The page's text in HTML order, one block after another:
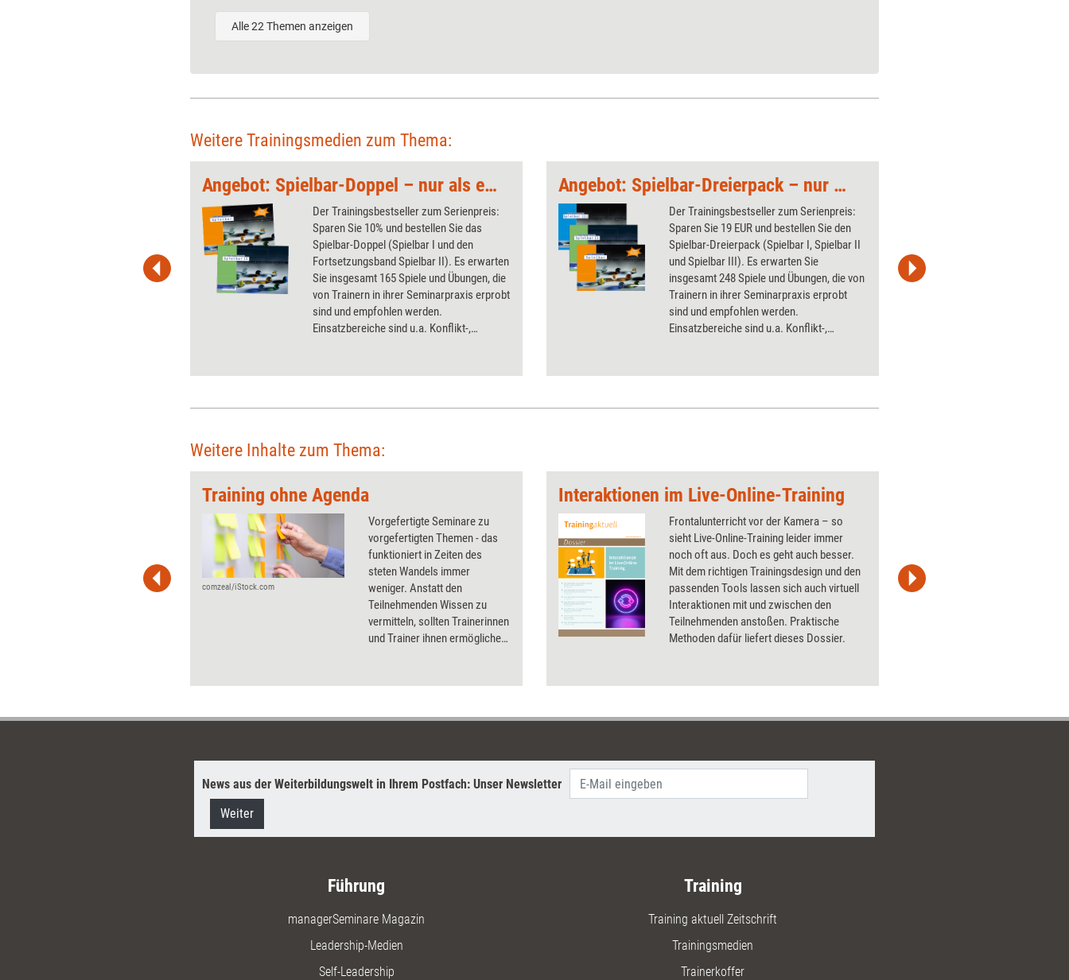
Alle 22 Themen anzeigen
Weitere Trainingsmedien zum Thema:
Lesen dieses Buchs können
Angebot: Spielbar-Doppel – nur als ebooks
Der Trainingsbestseller zum Serienpreis:
Sparen Sie 10% und bestellen Sie das
Spielbar-Doppel (Spielbar I und den
Fortsetzungsband Spielbar II). Es erwarten
Sie insgesamt 165 Spiele und Übungen, die
von Trainern in ihrer Seminarpraxis erprobt
sind und empfohlen werden.
Einsatzbereiche sind u.a. Konflikt-,
Kooperation und Evaluation. Als
Angebot: Spielbar-Dreierpack – nur als ebooks
Der Trainingsbestseller zum Serienpreis:
Sparen Sie 19 EUR und bestellen Sie den
Spielbar-Dreierpack (Spielbar I, Spielbar II
und Spielbar III). Es erwarten Sie
insgesamt 248 Spiele und Übungen, die von
Trainern in ihrer Seminarpraxis erprobt
sind und empfohlen werden.
Einsatzbereiche sind u.a. Konflikt-,
Kooperation und Evaluation. Als
Weitere Inhalte zum Thema:
Training ohne Agenda
comzeal/iStock.com
Vorgefertigte Seminare zu
vorgefertigten Themen - das
funktioniert in Zeiten des
steten Wandels immer
weniger. Anstatt den
Teilnehmenden Wissen zu
vermitteln, sollten Trainerinnen
und Trainer ihnen ermöglichen,
funktioniert, Seminare für die
VUKA-Welt fit zu machen,
Interaktionen im Live-Online-Training
Frontalunterricht vor der Kamera – so
sieht Live-Online-Training leider immer
noch oft aus. Doch es geht auch besser.
Mit dem richtigen Trainingsdesign und den
passenden Tools lassen sich auch virtuell
Interaktionen mit und zwischen den
Teilnehmenden anstoßen. Praktische
Methoden dafür liefert dieses Dossier.
News aus der Weiterbildungswelt in Ihrem Postfach: Unser Newsletter
Weiter
Führung
managerSeminare Magazin
Leadership-Medien
Self-Leadership
Training
Training aktuell Zeitschrift
Trainingsmedien
Trainerkoffer